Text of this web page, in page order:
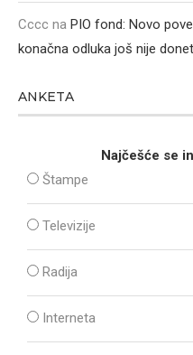
Cccc na PIO fond: Novo
konačna odluka još nije
ANKETA
Najčešće se
Štampe
Televizije
Radija
Interneta